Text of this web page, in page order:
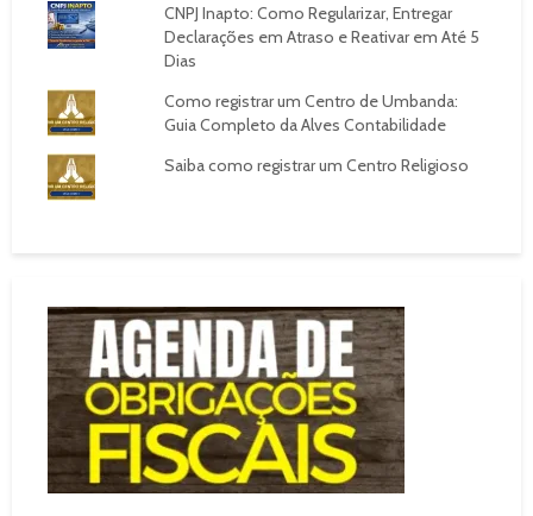
CNPJ Inapto: Como Regularizar, Entregar
Declarações em Atraso e Reativar em Até 5
Dias
Como registrar um Centro de Umbanda:
Guia Completo da Alves Contabilidade
Saiba como registrar um Centro Religioso